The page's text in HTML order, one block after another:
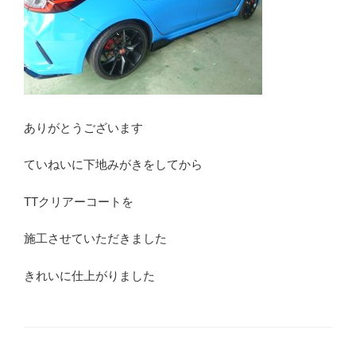
ありがとうございます
ていねいに下地みがきをしてから
TTクリアーコートを
施工させていただきました
きれいに仕上がりました